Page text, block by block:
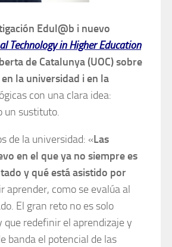
Edul@b i nuevo
Technology in Higher Education
de Catalunya (UOC) sobre
la universidad i en la
con una clara idea:
un sustituto.
de la universidad: «Las
en el que ya no siempre es
y qué está asistido por
aprender, como se evalúa al
El gran reto no es solo
redefinir el aprendizaje y
banda el potencial de las